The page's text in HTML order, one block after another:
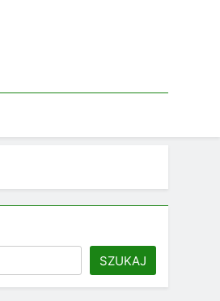
SZUKAJ